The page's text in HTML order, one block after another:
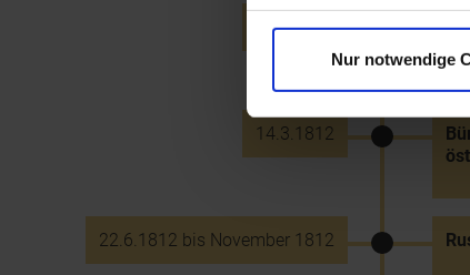
Nur notwendige
20.3.1811
14.3.1812
22.6.1812 bis November 1812